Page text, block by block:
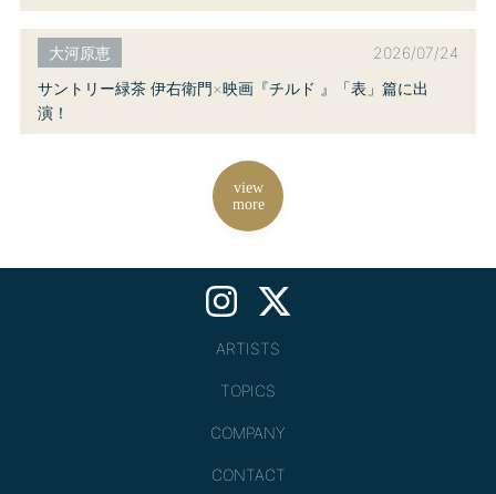
大河原恵
2026/07/24
サントリー緑茶 伊右衛門×映画『チルド 』「表」篇に出
演！
view
more
ARTISTS
TOPICS
COMPANY
CONTACT